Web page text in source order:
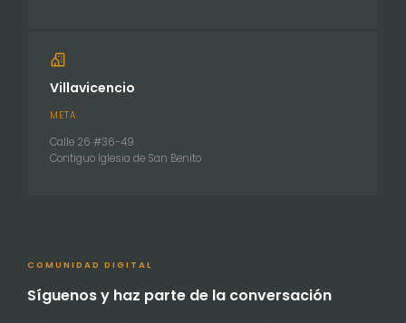
Villavicencio
META
Calle 26 #36-49
Contiguo Iglesia de San Benito
COMUNIDAD DIGITAL
Síguenos y haz parte de la conversación